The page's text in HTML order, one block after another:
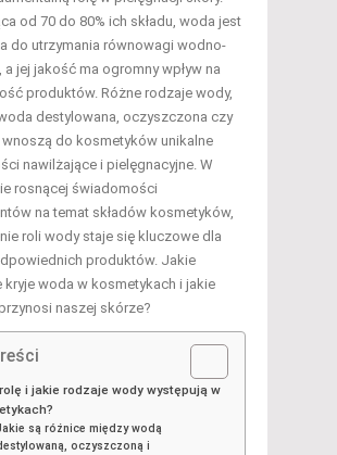
od 70 do 80% ich składu, woda jest
do utrzymania równowagi wodno-
a jej jakość ma ogromny wpływ na
produktów. Różne rodzaje wody,
destylowana, oczyszczona czy
wnoszą do kosmetyków unikalne
nawilżające i pielęgnacyjne. W
rosnącej świadomości
na temat składów kosmetyków,
roli wody staje się kluczowe dla
produktów. Jakie
kryje woda w kosmetykach i jakie
naszej skórze?
i jakie rodzaje wody występują w
są różnice między wodą
oczyszczoną i